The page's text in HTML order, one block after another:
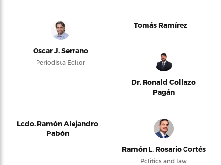
Oscar J. Serrano
Periodista Editor
Tomás Ramírez
Dr. Ronald Collazo
Pagán
Lcdo. Ramón Alejandro
Pabón
Ramón L. Rosario Cortés
Politics and law